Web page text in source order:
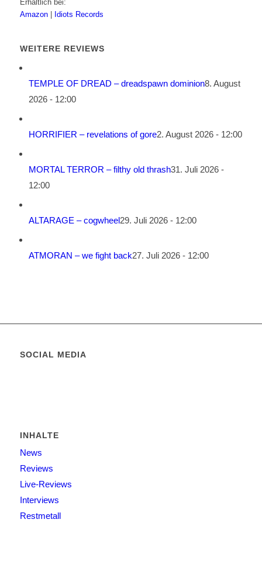
Erhältlich bei:
Amazon
Idiots Records
WEITERE REVIEWS
TEMPLE OF DREAD – dreadspawn dominion8. August
2026 - 12:00
HORRIFIER – revelations of gore2. August 2026 - 12:00
MORTAL TERROR – filthy old thrash31. Juli 2026 -
12:00
ALTARAGE – cogwheel29. Juli 2026 - 12:00
ATMORAN – we fight back27. Juli 2026 - 12:00
SOCIAL MEDIA
INHALTE
News
Reviews
Live-Reviews
Interviews
Restmetall